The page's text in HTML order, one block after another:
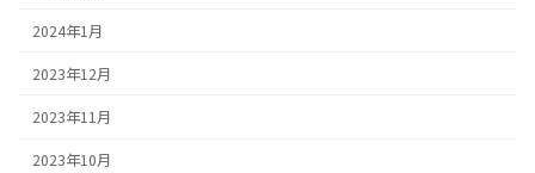
2024年1月
2023年12月
2023年11月
2023年10月